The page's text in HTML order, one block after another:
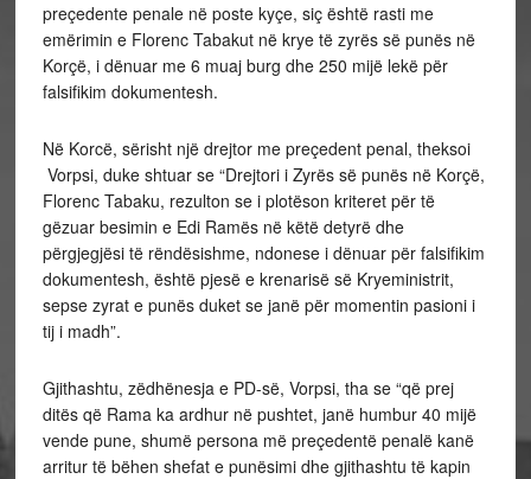
preçedente penale në poste kyçe, siç është rasti me
emërimin e Florenc Tabakut në krye të zyrës së punës në
Korçë, i dënuar me 6 muaj burg dhe 250 mijë lekë për
falsifikim dokumentesh.
Në Korcë, sërisht një drejtor me preçedent penal, theksoi
Vorpsi, duke shtuar se “Drejtori i Zyrës së punës në Korçë,
Florenc Tabaku, rezulton se i plotëson kriteret për të
gëzuar besimin e Edi Ramës në këtë detyrë dhe
përgjegjësi të rëndësishme, ndonese i dënuar për falsifikim
dokumentesh, është pjesë e krenarisë së Kryeministrit,
sepse zyrat e punës duket se janë për momentin pasioni i
tij i madh”.
Gjithashtu, zëdhënesja e PD-së, Vorpsi, tha se “që prej
ditës që Rama ka ardhur në pushtet, janë humbur 40 mijë
vende pune, shumë persona më preçedentë penalë kanë
arritur të bëhen shefat e punësimi dhe gjithashtu të kapin